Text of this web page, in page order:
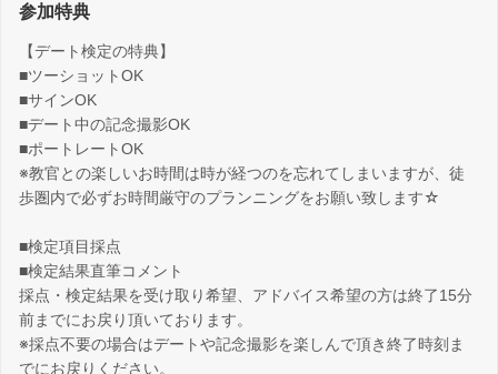
参加特典
【デート検定の特典】
■ツーショットOK
■サインOK
■デート中の記念撮影OK
■ポートレートOK
※教官との楽しいお時間は時が経つのを忘れてしまいますが、徒
歩圏内で必ずお時間厳守のプランニングをお願い致します☆
■検定項目採点
■検定結果直筆コメント
採点・検定結果を受け取り希望、アドバイス希望の方は終了15分
前までにお戻り頂いております。
※採点不要の場合はデートや記念撮影を楽しんで頂き終了時刻ま
でにお戻りください。